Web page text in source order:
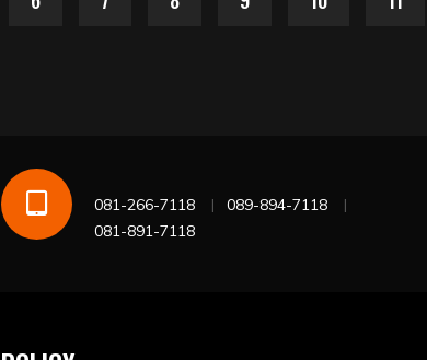
081-266-7118
089-894-7118
081-891-7118